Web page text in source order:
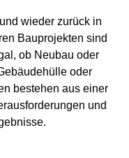
wieder zurück in
Bauprojekten sind
ob Neubau oder
oder
bestehen aus einer
und